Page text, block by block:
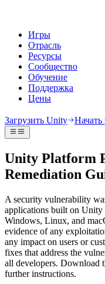
Игры
Отрасль
Ресурсы
Сообщество
Обучение
Поддержка
Цены
Движок Unity
Совместная работа
Загрузить Unity
Тарифы и цены
Развертывание
Многоплатформенность
Откройте для себя
Unity
3D сотрудничество
Иммерсивное обучение
Пользовательские
Создавайте
Отрасли
Производство
Достигнуть
Документация
Официальные
Инструменты для
План развития
Обзор предстоящих
Глоссарий
Библиотека
Дополнительная
Обсуждения
Обсуждать, решать
События
Истории сообщества
Made with Unity
Показ Unity-креаторов
Прямые трансляции
Присоединяйтесь к
Unity Learn
Профессиональное
Не использовали Unity
С чего начать
Приступите к обучению
Основные пути Unity
Не использовали Unity
Получить помощь
Планы успеха
FAQ
Ответы на часто
Связаться с нами
Свяжитесь с нашей
Загрузить Unity Начать
Unity Platform
Remediation
A security vulnerability
applications built on Unity
Windows, Linux, and
evidence of any
any impact on users or
fixes that address the
all developers. Download
further instructions.